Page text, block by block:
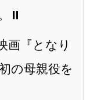
⏸️
画『となり
の母親役を